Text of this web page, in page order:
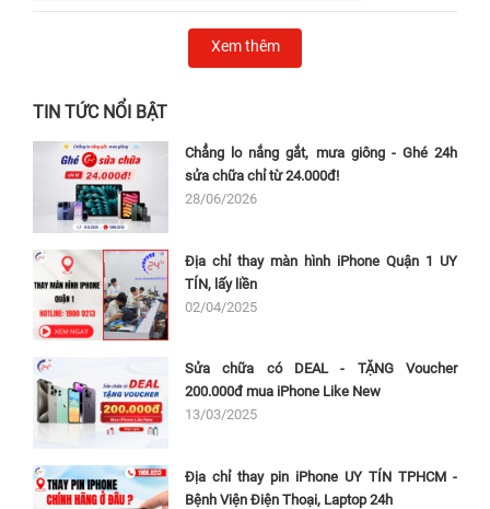
Xem thêm
TIN TỨC NỔI BẬT
Chẳng lo nắng gắt, mưa giông - Ghé 24h
sửa chữa chỉ từ 24.000đ!
28/06/2026
Địa chỉ thay màn hình iPhone Quận 1 UY
TÍN, lấy liền
02/04/2025
Sửa chữa có DEAL - TẶNG Voucher
200.000đ mua iPhone Like New
13/03/2025
Địa chỉ thay pin iPhone UY TÍN TPHCM -
Bệnh Viện Điện Thoại, Laptop 24h